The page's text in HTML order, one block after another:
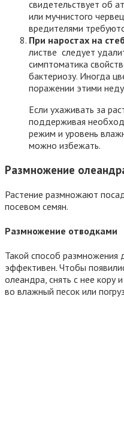
свидетельствует об
или мучнистого
вредителями
При наростах на
листве следует
симптоматика
бактериозу. Иногда
поражении этими
Если ухаживать за
поддерживая
режим и уровень
можно избежать.
Размножение
Растение размножают
посевом семян.
Размножение отводками
Такой способ размножения
эффективен. Чтобы
олеандра, снять с нее кору
во влажный песок или